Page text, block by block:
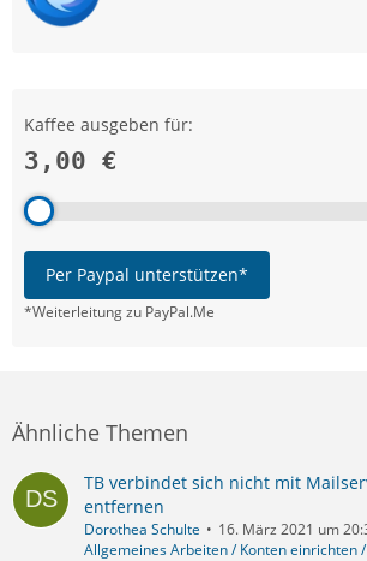
Kaffee ausgeben für:
3,00 €
Per Paypal unterstützen*
*Weiterleitung zu PayPal.Me
Ähnliche Themen
TB verbindet sich nicht mit
entfernen
Dorothea Schulte
16. März 2021 um
Allgemeines Arbeiten / Konten einrichten